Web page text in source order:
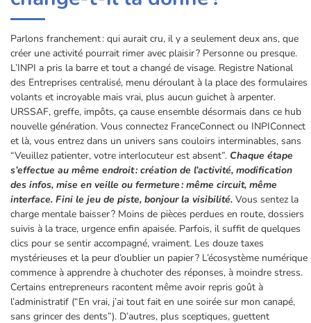
Parlons franchement : qui aurait cru, il y a seulement deux ans, que
créer une activité pourrait rimer avec plaisir ? Personne ou presque.
L’INPI a pris la barre et tout a changé de visage. Registre National
des Entreprises centralisé, menu déroulant à la place des formulaires
volants et incroyable mais vrai, plus aucun guichet à arpenter.
URSSAF, greffe, impôts, ça cause ensemble désormais dans ce hub
nouvelle génération. Vous connectez FranceConnect ou INPIConnect
et là, vous entrez dans un univers sans couloirs interminables, sans
“Veuillez patienter, votre interlocuteur est absent”. Chaque étape
s’effectue au même endroit : création de l’activité, modification
des infos, mise en veille ou fermeture : même circuit, même
interface. Fini le jeu de piste, bonjour la visibilité. Vous sentez la
charge mentale baisser ? Moins de pièces perdues en route, dossiers
suivis à la trace, urgence enfin apaisée. Parfois, il suffit de quelques
clics pour se sentir accompagné, vraiment. Les douze taxes
mystérieuses et la peur d’oublier un papier ? L’écosystème numérique
commence à apprendre à chuchoter des réponses, à moindre stress.
Certains entrepreneurs racontent même avoir repris goût à
l’administratif (“En vrai, j’ai tout fait en une soirée sur mon canapé,
sans grincer des dents”). D’autres, plus sceptiques, guettent